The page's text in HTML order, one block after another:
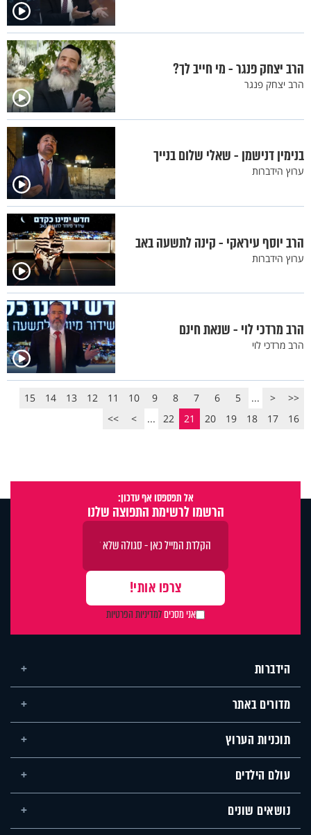
הרב יצחק פנגר - מי חייב לך?
הרב יצחק פנגר
בנימין דנישמן - שאלי שלום בנייך
ערוץ הידברות
הרב יוסף עיראקי - קינה לתשעה באב
ערוץ הידברות
הרב מרדכי לוי - שנאת חינם
הרב מרדכי לוי
<<
<
...
5
6
7
8
9
10
11
12
13
14
15
16
17
18
19
20
21
22
...
>
>>
אל תפספסו אף עדכון:
הרשמו לרשימת התפוצה שלנו
אני מסכיםלמדיניות הפרטיות
הידברות
מדורים באתר
תוכניות הערוץ
עולם הילדים
נושאים שונים